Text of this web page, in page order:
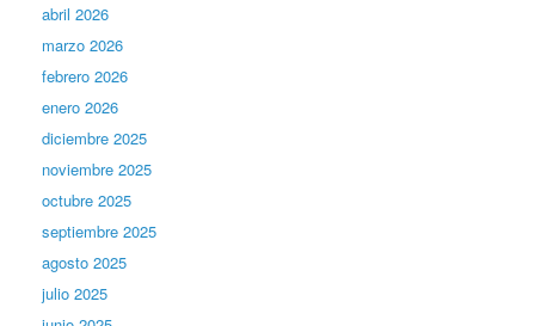
abril 2026
marzo 2026
febrero 2026
enero 2026
diciembre 2025
noviembre 2025
octubre 2025
septiembre 2025
agosto 2025
julio 2025